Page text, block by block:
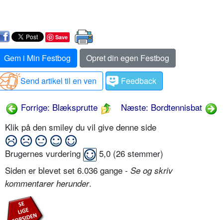
Save
Gem i Min Festbog
Opret din egen Festbog
Send artikel til en ven
Feedback
Forrige: Blæksprutte
Næste: Bordtennisbat
Klik på den smiley du vil give denne side
Brugernes vurdering 5,0 (26 stemmer)
Siden er blevet set 6.036 gange - Se og skriv
kommentarer herunder.